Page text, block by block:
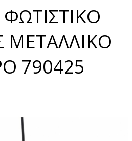
ΦΩΤΙΣΤΙΚΟ
790425